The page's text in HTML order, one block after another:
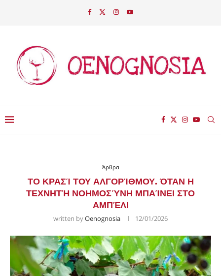
Άρθρα
ΤΟ ΚΡΑΣΊ ΤΟΥ ΑΛΓΟΡΊΘΜΟΥ. ΌΤΑΝ Η
ΤΕΧΝΗΤΉ ΝΟΗΜΟΣΎΝΗ ΜΠΑΊΝΕΙ ΣΤΟ
ΑΜΠΈΛΙ
written byOenognosia 12/01/2026